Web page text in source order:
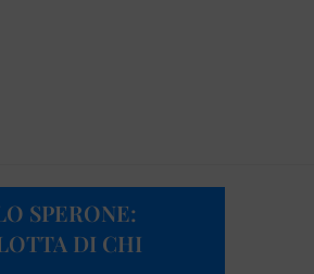
SPERONE:
DI CHI